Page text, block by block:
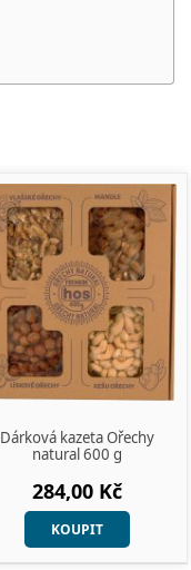
Dárková kazeta Ořechy
natural 600 g
284,00 Kč
KOUPIT